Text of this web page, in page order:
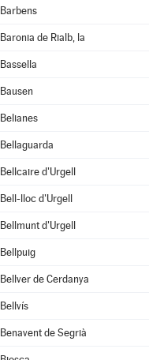
Barbens
Baronia de Rialb, la
Bassella
Bausen
Belianes
Bellaguarda
Bellcaire d'Urgell
Bell-lloc d'Urgell
Bellmunt d'Urgell
Bellpuig
Bellver de Cerdanya
Bellvís
Benavent de Segrià